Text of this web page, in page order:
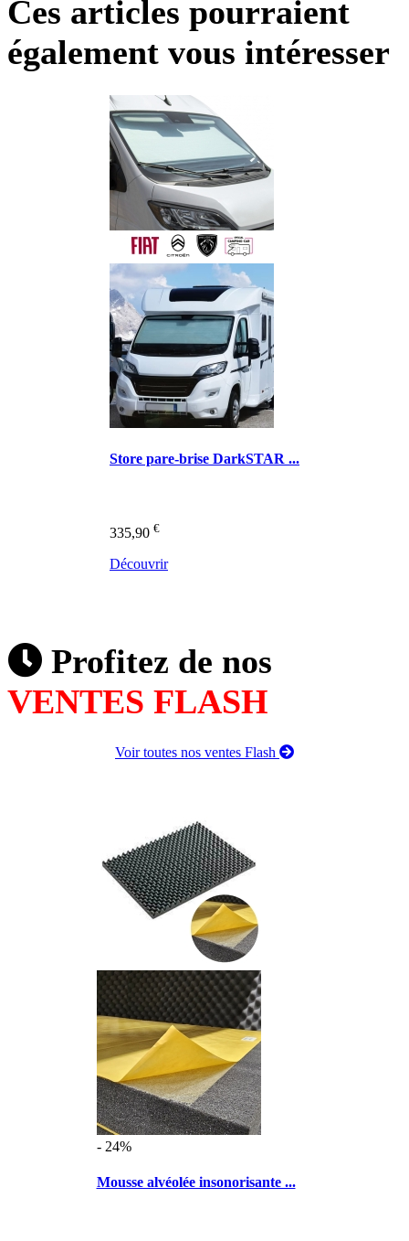
Ces articles pourraient
également vous intéresser
Store pare-brise DarkSTAR ...
335,90 €
Découvrir
Profitez de nos
VENTES FLASH
Voir toutes nos ventes Flash
- 24%
Mousse alvéolée insonorisante ...